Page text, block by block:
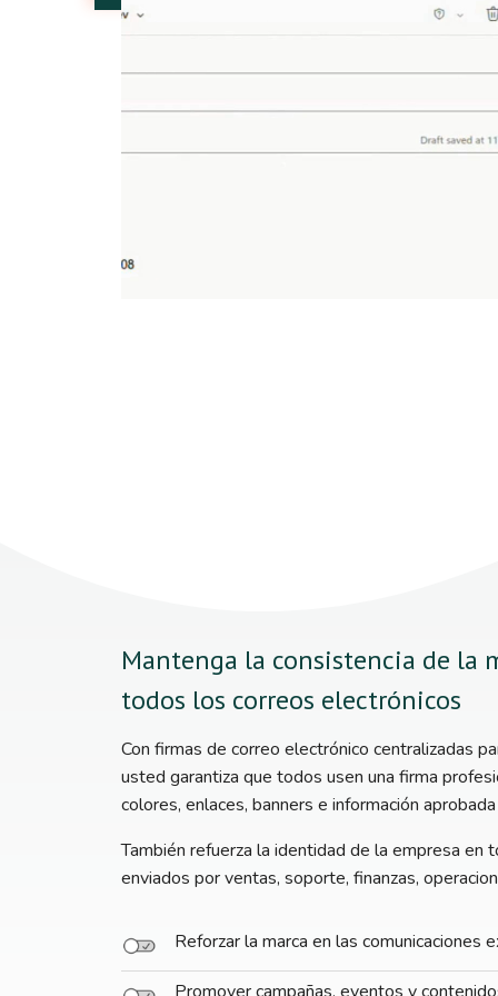
Mantenga la consistencia de la
todos los correos electrónicos
Con firmas de correo electrónico centralizadas
usted garantiza que todos usen una firma
colores, enlaces, banners e información
También refuerza la identidad de la empresa en
enviados por ventas, soporte, finanzas,
Reforzar la marca en las comunicaciones